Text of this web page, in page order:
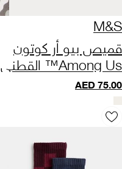
M&S
قميص بيو أر كوتون
Among Us™ القطني
النقي (من 6 إلى 16
سنة)
AED75.00